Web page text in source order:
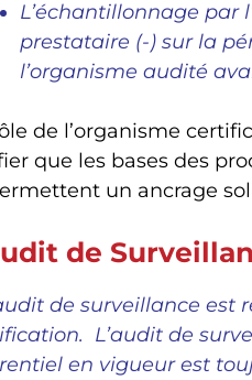
L’échantillonnage par
prestataire (-) sur la
l’organisme audité
de l’organisme
que les bases des
un ancrage
de
de surveillance est
L’audit de
en vigueur est